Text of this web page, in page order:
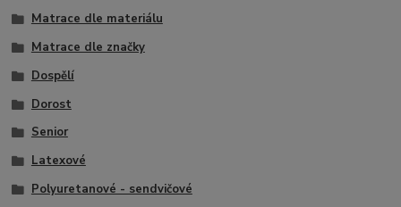
Matrace dle materiálu
Matrace dle značky
Dospělí
Dorost
Senior
Latexové
Polyuretanové - sendvičové